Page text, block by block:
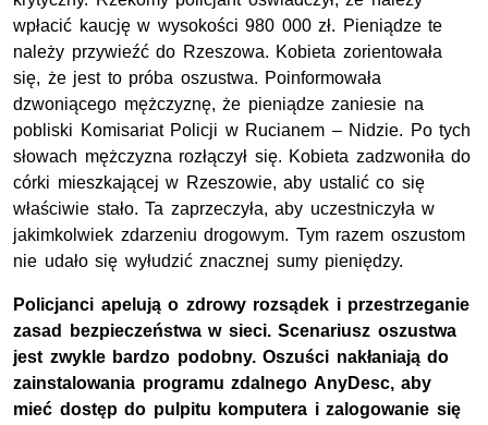
wpłacić kaucję w wysokości 980 000 zł. Pieniądze te
należy przywieźć do Rzeszowa. Kobieta zorientowała
się, że jest to próba oszustwa. Poinformowała
dzwoniącego mężczyznę, że pieniądze zaniesie na
pobliski Komisariat Policji w Rucianem – Nidzie. Po tych
słowach mężczyzna rozłączył się. Kobieta zadzwoniła do
córki mieszkającej w Rzeszowie, aby ustalić co się
właściwie stało. Ta zaprzeczyła, aby uczestniczyła w
jakimkolwiek zdarzeniu drogowym. Tym razem oszustom
nie udało się wyłudzić znacznej sumy pieniędzy.
Policjanci apelują o zdrowy rozsądek i przestrzeganie
zasad bezpieczeństwa w sieci. Scenariusz oszustwa
jest zwykle bardzo podobny. Oszuści nakłaniają do
zainstalowania programu zdalnego AnyDesc, aby
mieć dostęp do pulpitu komputera i zalogowanie się